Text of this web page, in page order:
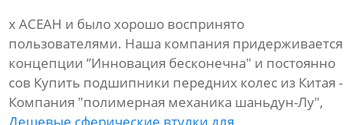
х АСЕАН и было хорошо воспринято
пользователями. Наша компания придерживается
концепции ”Инновация бесконечна" и постоянно
сов Купить подшипники передних колес из Китая -
Компания "полимерная механика шаньдун-Лу",